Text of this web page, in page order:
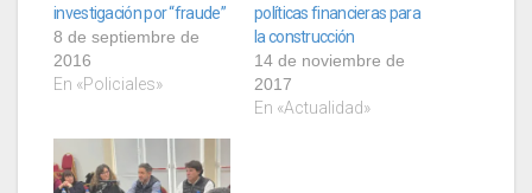
investigación por “fraude”
8 de septiembre de
2016
En «Policiales»
políticas financieras para
la construcción
14 de noviembre de
2017
En «Actualidad»